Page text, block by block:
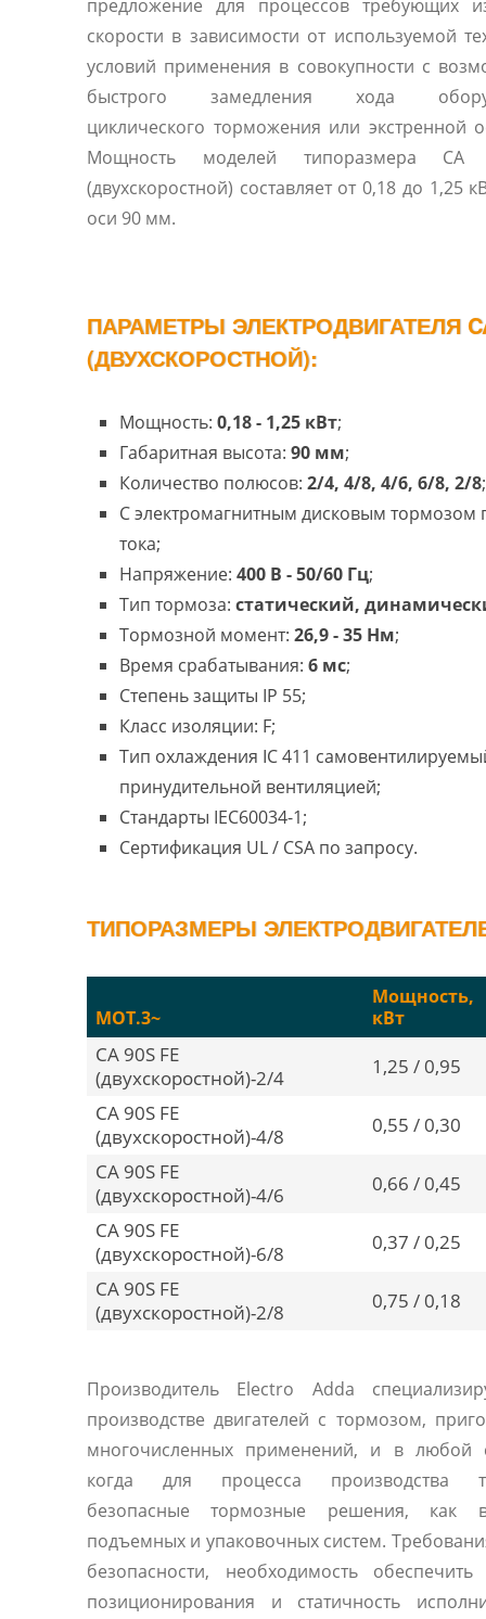
предложение для процессов требующих
скорости в зависимости от используемой
условий применения в совокупности с
быстрого замедления хода
циклического торможения или экстренной
Мощность моделей типоразмера
(двухскоростной) составляет от 0,18 до 1,25
оси 90 мм.
ПАРАМЕТРЫ ЭЛЕКТРОДВИГАТЕЛЯ
(ДВУХСКОРОСТНОЙ):
Мощность: 0,18 - 1,25 кВт;
Габаритная высота: 90 мм;
Количество полюсов: 2/4, 4/8, 4/6, 6/8, 2/8;
С электромагнитным дисковым тормозом
тока;
Напряжение: 400 В - 50/60 Гц;
Тип тормоза: статический,
Тормозной момент: 26,9 - 35 Нм;
Время срабатывания: 6 мс;
Степень защиты IP 55;
Класс изоляции: F;
Тип охлаждения IC 411
принудительной вентиляцией;
Стандарты IEC60034-1;
Сертификация UL / CSA по запросу.
ТИПОРАЗМЕРЫ
MOT.3~
Мощность,
кВт
CA 90S FE
(двухскоростной)-2/4
1,25 / 0,95
CA 90S FE
(двухскоростной)-4/8
0,55 / 0,30
CA 90S FE
(двухскоростной)-4/6
0,66 / 0,45
CA 90S FE
(двухскоростной)-6/8
0,37 / 0,25
CA 90S FE
(двухскоростной)-2/8
0,75 / 0,18
Производитель Electro Adda
производстве двигателей с тормозом,
многочисленных применений, и в любой
когда для процесса производства
безопасные тормозные решения, как
подъемных и упаковочных систем.
безопасности, необходимость обеспечить
позиционирования и статичность